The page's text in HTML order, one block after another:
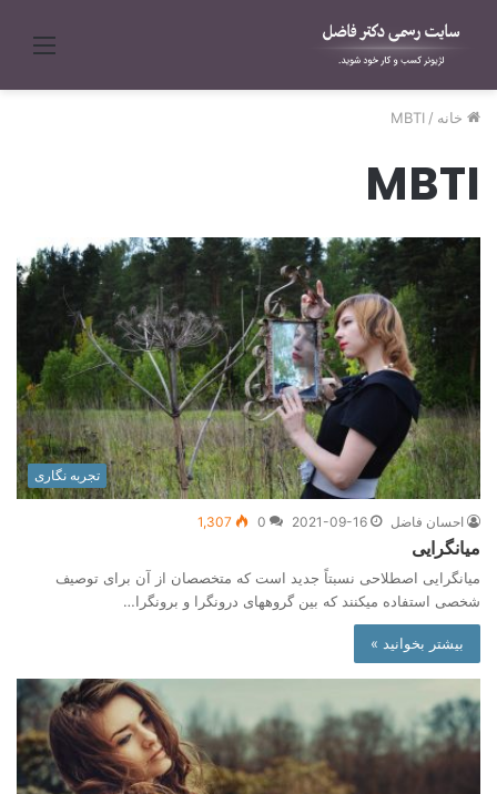
منو
خانه /
MBTI
MBTI
تجربه نگاری
احسان فاضل 2021-09-16
0
1,307
میانگرایی
میان­گرایی اصطلاحی نسبتاً جدید است که متخصصان از آن برای توصیف
شخصی استفاده می­کنند که بین گروه­های درون­گرا و برون­گرا…
بیشتر بخوانید »